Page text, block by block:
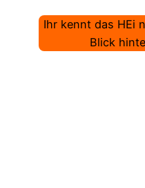
Ihr kennt das HEi
Blick